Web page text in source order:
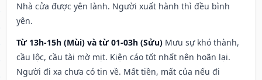
Nhà cửa được yên lành. Người xuất hành thì đều bình
yên.
Từ 13h-15h (Mùi) và từ 01-03h (Sửu) Mưu sự khó thành,
cầu lộc, cầu tài mờ mịt. Kiện cáo tốt nhất nên hoãn lại.
Người đi xa chưa có tin về. Mất tiền, mất của nếu đi